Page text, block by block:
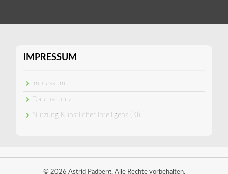
IMPRESSUM
Impressum
Datenschutz
Nutzung Künstlicher Intelligenz (KI)
© 2026 Astrid Padberg. Alle Rechte vorbehalten.